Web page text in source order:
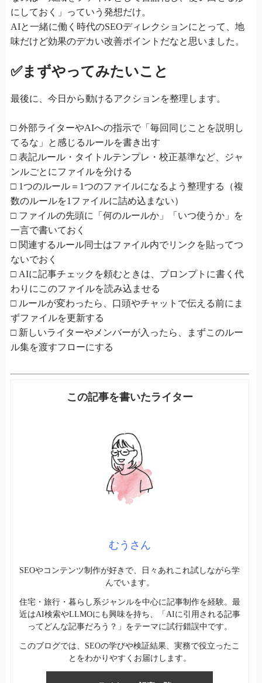
にしておく」っていう発想だけ。
AIと一緒に働く時代のSEOディレクションにとって、地
味だけど効果のデカい改善ポイントだなと思いました。
✅まずやってみたいこと
最後に、今日から動けるアクションを整理します。
□ 外部ライターやAIへの指示で「毎回同じことを説明し
てるな」と感じるルールを書き出す
□ 表記ルール・タイトルテンプレ・校正基準など、ジャ
ンルごとにファイルを分ける
□ 1つのルール＝1つのファイルになるよう整理する（複
数のルールを1ファイルに詰め込まない）
□ ファイルの先頭に「何のルールか」「いつ使うか」を
一言で書いておく
□ 関連するルール同士はファイル内でリンクを貼ってつ
ないでおく
□ AIに記事チェックを頼むときは、プロンプトに書く代
わりにこのファイルを読み込ませる
□ ルールが変わったら、口頭やチャットで伝える前にま
ずファイルを更新する
□ 新しいライターやメンバーが入ったら、まずこのルー
ル集を渡すフローにする
むうさん
SEOやコンテンツ制作が好きで、日々あれこれ試しながら学
んでいます。
住宅・旅行・暮らし系ジャンルを中心に記事制作を経験。最
近はAI検索やLLMOにも興味を持ち、「AIに引用される記事
ってどんな記事だろう？」をテーマに試行錯誤中です。
このブログでは、SEOの学びや検証結果、実務で役立ったこ
とをわかりやすくお届けします。